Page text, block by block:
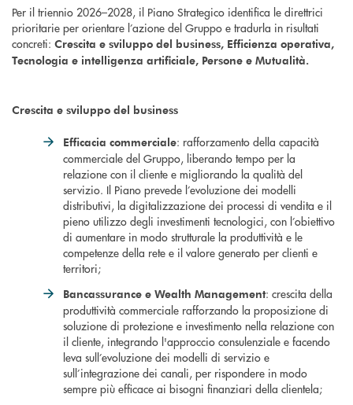
Per il triennio 2026–2028, il Piano Strategico identifica le direttrici
prioritarie per orientare l’azione del Gruppo e tradurla in risultati
concreti: Crescita e sviluppo del business, Efficienza operativa,
Tecnologia e intelligenza artificiale, Persone e Mutualità.
Crescita e sviluppo del business
Efficacia commerciale: rafforzamento della capacità
commerciale del Gruppo, liberando tempo per la
relazione con il cliente e migliorando la qualità del
servizio. Il Piano prevede l’evoluzione dei modelli
distributivi, la digitalizzazione dei processi di vendita e il
pieno utilizzo degli investimenti tecnologici, con l’obiettivo
di aumentare in modo strutturale la produttività e le
competenze della rete e il valore generato per clienti e
territori;
Bancassurance e Wealth Management: crescita della
produttività commerciale rafforzando la proposizione di
soluzione di protezione e investimento nella relazione con
il cliente, integrando l'approccio consulenziale e facendo
leva sull’evoluzione dei modelli di servizio e
sull’integrazione dei canali, per rispondere in modo
sempre più efficace ai bisogni finanziari della clientela;